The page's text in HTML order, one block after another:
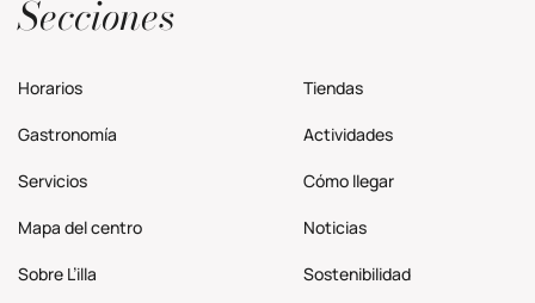
Secciones
Horarios Tiendas
Gastronomía Actividades
Servicios Cómo llegar
Mapa del centro Noticias
Sobre L’illa Sostenibilidad